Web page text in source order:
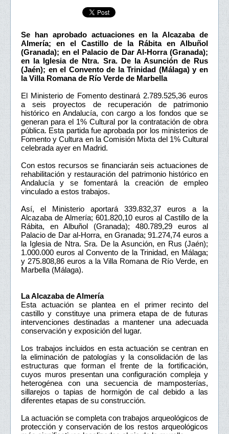
Se han aprobado actuaciones en la Alcazaba de
Almería; en el Castillo de la Rábita en Albuñol
(Granada); en el Palacio de Dar Al-Horra (Granada);
en la Iglesia de Ntra. Sra. De la Asunción de Rus
(Jaén); en el Convento de la Trinidad (Málaga) y en
la Villa Romana de Río Verde de Marbella
El Ministerio de Fomento destinará 2.789.525,36 euros
a seis proyectos de recuperación de patrimonio
histórico en Andalucía, con cargo a los fondos que se
generan para el 1% Cultural por la contratación de obra
pública. Esta partida fue aprobada por los ministerios de
Fomento y Cultura en la Comisión Mixta del 1% Cultural
celebrada ayer en Madrid.
Con estos recursos se financiarán seis actuaciones de
rehabilitación y restauración del patrimonio histórico en
Andalucía y se fomentará la creación de empleo
vinculado a estos trabajos.
Así, el Ministerio aportará 339.832,37 euros a la
Alcazaba de Almería; 601.820,10 euros al Castillo de la
Rábita, en Albuñol (Granada); 480.789,29 euros al
Palacio de Dar al-Horra, en Granada; 91.274,74 euros a
la Iglesia de Ntra. Sra. De la Asunción, en Rus (Jaén);
1.000.000 euros al Convento de la Trinidad, en Málaga;
y 275.808,86 euros a la Villa Romana de Río Verde, en
Marbella (Málaga).
La Alcazaba de Almería
Esta actuación se plantea en el primer recinto del
castillo y constituye una primera etapa de de futuras
intervenciones destinadas a mantener una adecuada
conservación y exposición del lugar.
Los trabajos incluidos en esta actuación se centran en
la eliminación de patologías y la consolidación de las
estructuras que forman el frente de la fortificación,
cuyos muros presentan una configuración compleja y
heterogénea con una secuencia de mamposterías,
sillarejos o tapias de hormigón de cal debido a las
diferentes etapas de su construcción.
La actuación se completa con trabajos arqueológicos de
protección y conservación de los restos arqueológicos